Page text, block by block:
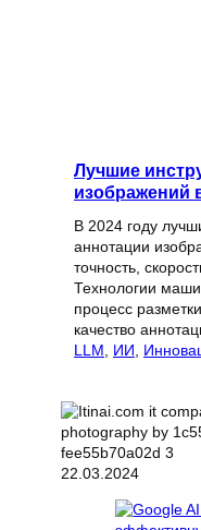
Лучшие
изображений
В 2024 году
аннотации
точность,
Технологии
процесс
качество
LLM
ИИ
22.03.2024